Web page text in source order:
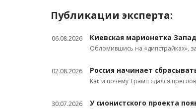
Публикации эксперта:
06.08.2026 Киевская марионетка
Обломившись на «дипстрайках»,
02.08.2026 Россия начинает
Как и почему Трамп сдался
30.07.2026 У сионистского проекта